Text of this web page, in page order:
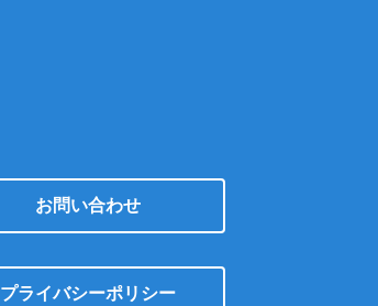
お問い合わせ
プライバシーポリシー